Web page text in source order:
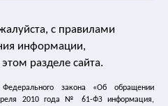
сайта
с правилами
информации,
разделе сайта.
закона «Об обращении
2010 года № 61-ФЗ информация,